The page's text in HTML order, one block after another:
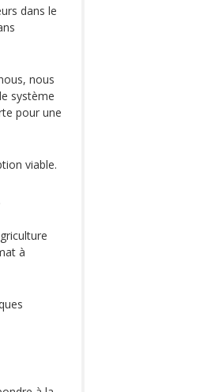
dans le
nous
système
pour une
viable.
à